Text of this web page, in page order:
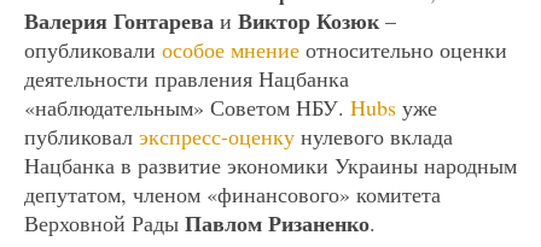
Валерия Гонтарева и Виктор Козюк –
опубликовали особое мнение относительно оценки
деятельности правления Нацбанка
«наблюдательным» Советом НБУ. Hubs уже
публиковал экспресс-оценку нулевого вклада
Нацбанка в развитие экономики Украины народным
депутатом, членом «финансового» комитета
Верховной Рады Павлом Ризаненко.